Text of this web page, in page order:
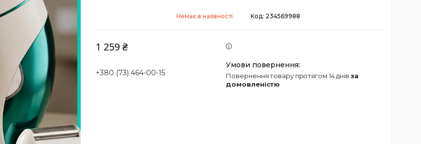
Немає в наявності Код: 234569988
1 259 ₴
+380 (73) 464-00-15 повернення товару протягом 14 днів за
домовленістю